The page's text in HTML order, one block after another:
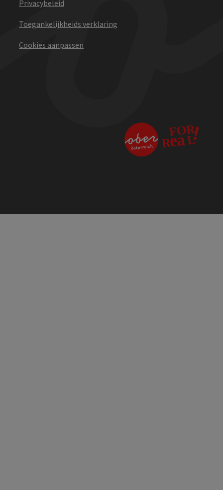
Privacybeleid
Toegankelijkheids verklaring
Cookies aanpassen